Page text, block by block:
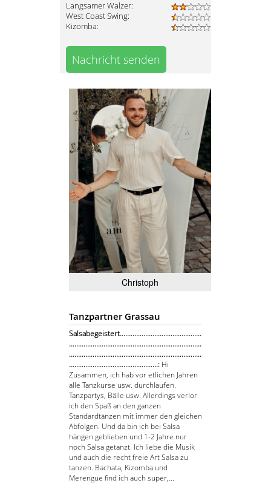
Langsamer Walzer:
West Coast Swing:
Kizomba:
Nachricht senden
Christoph
Tanzpartner Grassau
Salsabegeistert.............................................
.........................................................................
.........................................................................
.................................................: Hi
Zusammen, ich hab vor etlichen Jahren
alle Tanzkurse usw. durchlaufen.
Tanzpartys, Bälle usw. Allerdings verlor
ich den Spaß an den ganzen
Standardtänzen mit immer den gleichen
Abfolgen. Und da bin ich bei Salsa
hängen geblieben und 1-2 Jahre nur
noch Salsa getanzt. Ich liebe die Musik
und auch die recht freie Art Salsa zu
tanzen. Bachata, Kizomba und
Merengue find ich auch super,...